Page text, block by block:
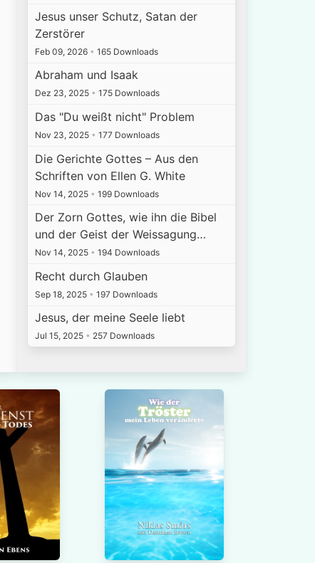
Jesus unser Schutz, Satan der
Zerstörer
Feb 09, 2026 • 165 Downloads
Abraham und Isaak
Dez 23, 2025 • 175 Downloads
Das "Du weißt nicht" Problem
Nov 23, 2025 • 177 Downloads
Die Gerichte Gottes – Aus den
Schriften von Ellen G. White
Nov 14, 2025 • 199 Downloads
Der Zorn Gottes, wie ihn die Bibel
und der Geist der Weissagung…
Nov 14, 2025 • 194 Downloads
Recht durch Glauben
Sep 18, 2025 • 197 Downloads
Jesus, der meine Seele liebt
Jul 15, 2025 • 257 Downloads